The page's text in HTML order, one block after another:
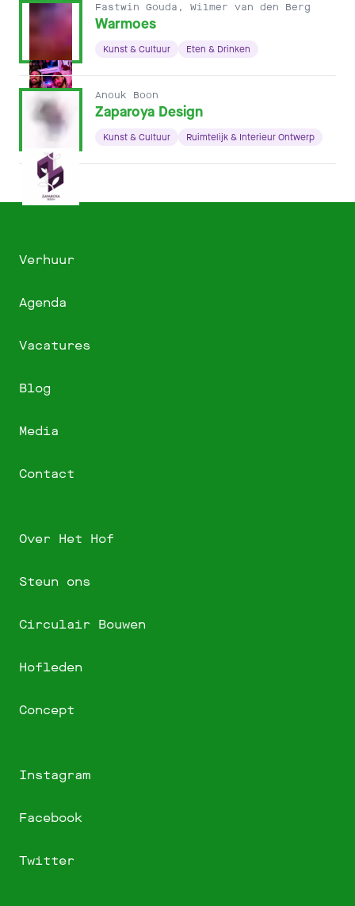
Fastwin Gouda, Wilmer van den Berg
Warmoes
Kunst & Cultuur Eten & Drinken
Anouk Boon
Zaparoya Design
Kunst & Cultuur Ruimtelijk & Interieur Ontwerp
Verhuur
Agenda
Vacatures
Blog
Media
Contact
Over Het Hof
Steun ons
Circulair Bouwen
Hofleden
Concept
Instagram
Facebook
Twitter